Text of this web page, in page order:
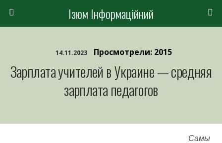
Ізюм Інформаційний
14.11.2023 Просмотрели: 2015
Зарплата учителей в Украине — средняя
зарплата педагогов
Самы